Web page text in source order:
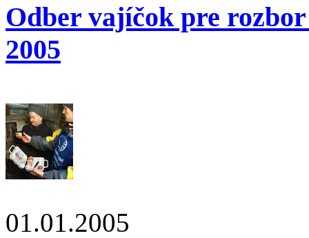
Odber vajíčok pre
2005
01.01.2005